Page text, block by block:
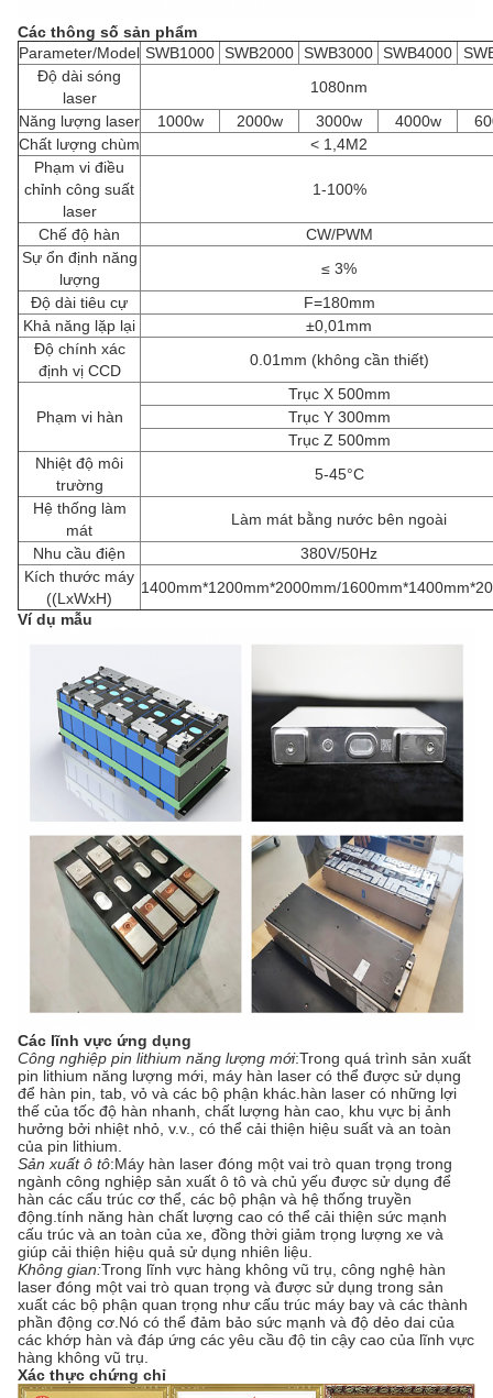
Các thông số sản phẩm
Parameter/Model SWB1000 SWB2000 SWB3000 SWB4000
Độ dài sóng
laser
1080nm
Năng lượng laser
1000w 2000w 3000w 4000w
Chất lượng chùm
< 1,4M2
Phạm vi điều
chỉnh công suất
laser
1-100%
Chế độ hàn
CW/PWM
Sự ổn định năng
lượng
≤ 3%
Độ dài tiêu cự
F=180mm
Khả năng lặp lại
±0,01mm
Độ chính xác
định vị CCD
0.01mm (không cần thiết)
Phạm vi hàn
Trục X 500mm
Trục Y 300mm
Trục Z 500mm
Nhiệt độ môi
trường
5-45°C
Hệ thống làm
mát
Làm mát bằng nước bên ngoài
Nhu cầu điện
380V/50Hz
Kích thước máy
((LxWxH)
1400mm*1200mm*2000mm/
Ví dụ mẫu
Các lĩnh vực ứng dụng
Công nghiệp pin lithium năng lượng mới:Trong quá trình sản xuất
pin lithium năng lượng mới, máy hàn laser có thể được sử dụng
để hàn pin, tab, vỏ và các bộ phận khác.hàn laser có những lợi
thế của tốc độ hàn nhanh, chất lượng hàn cao, khu vực bị ảnh
hưởng bởi nhiệt nhỏ, v.v., có thể cải thiện hiệu suất và an toàn
của pin lithium.
Sản xuất ô tô:Máy hàn laser đóng một vai trò quan trọng trong
ngành công nghiệp sản xuất ô tô và chủ yếu được sử dụng để
hàn các cấu trúc cơ thể, các bộ phận và hệ thống truyền
động.tính năng hàn chất lượng cao có thể cải thiện sức mạnh
cấu trúc và an toàn của xe, đồng thời giảm trọng lượng xe và
giúp cải thiện hiệu quả sử dụng nhiên liệu.
Không gian:Trong lĩnh vực hàng không vũ trụ, công nghệ hàn
laser đóng một vai trò quan trọng và được sử dụng trong sản
xuất các bộ phận quan trọng như cấu trúc máy bay và các thành
phần động cơ.Nó có thể đảm bảo sức mạnh và độ dẻo dai của
các khớp hàn và đáp ứng các yêu cầu độ tin cậy cao của lĩnh vực
hàng không vũ trụ.
Xác thực chứng chỉ